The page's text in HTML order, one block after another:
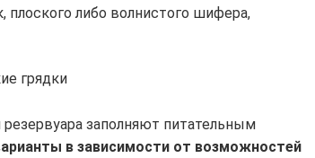
либо волнистого шифера,
грядки
заполняют питательным
в зависимости от возможностей